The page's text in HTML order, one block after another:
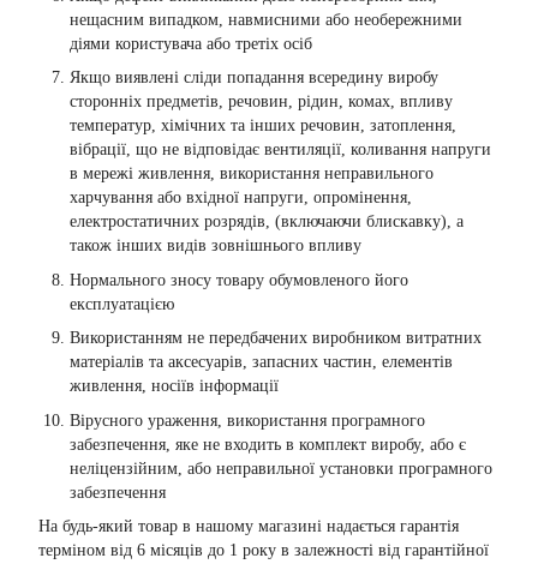
нещасним випадком, навмисними або необережними
діями користувача або третіх осіб
Якщо виявлені сліди попадання всередину виробу
сторонніх предметів, речовин, рідин, комах, впливу
температур, хімічних та інших речовин, затоплення,
вібрації, що не відповідає вентиляції, коливання напруги
в мережі живлення, використання неправильного
харчування або вхідної напруги, опромінення,
електростатичних розрядів, (включаючи блискавку), а
також інших видів зовнішнього впливу
Нормального зносу товару обумовленого його
експлуатацією
Використанням не передбачених виробником витратних
матеріалів та аксесуарів, запасних частин, елементів
живлення, носіїв інформації
Вірусного ураження, використання програмного
забезпечення, яке не входить в комплект виробу, або є
неліцензійним, або неправильної установки програмного
забезпечення
На будь-який товар в нашому магазині надається гарантія
терміном від 6 місяців до 1 року в залежності від гарантійної